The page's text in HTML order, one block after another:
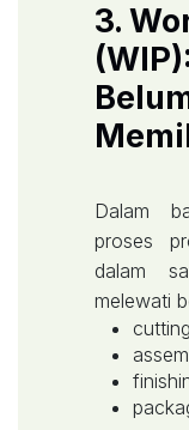
3.
Dalam
proses
dalam
melewati
cutting